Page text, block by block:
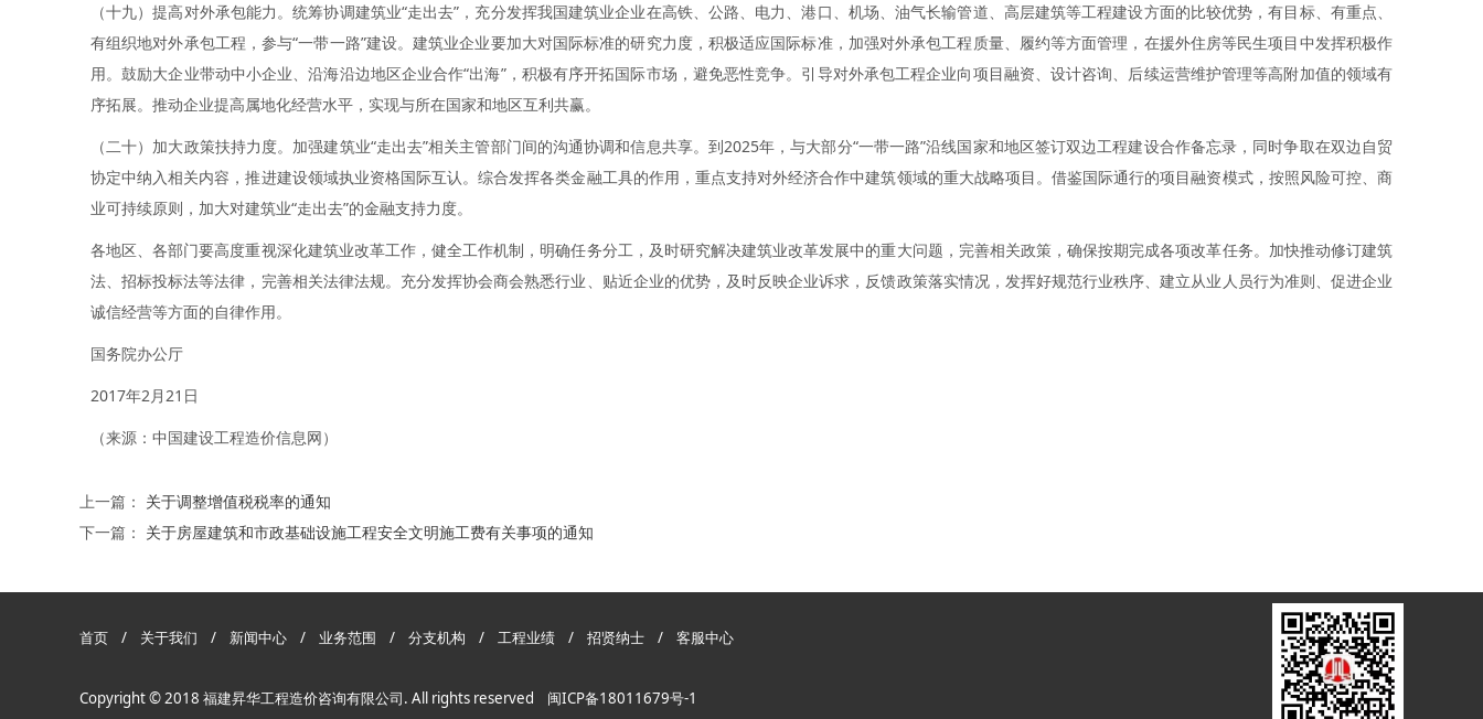
（十九）提高对外承包能力。统筹协调建筑业“走出去”，充分发挥我国建筑业企业在高铁、公路、电力、港口、机场、油气长输管道、高层建筑等工程建设方面的比较优势，有目标、有重点、
有组织地对外承包工程，参与“一带一路”建设。建筑业企业要加大对国际标准的研究力度，积极适应国际标准，加强对外承包工程质量、履约等方面管理，在援外住房等民生项目中发挥积极作
用。鼓励大企业带动中小企业、沿海沿边地区企业合作“出海”，积极有序开拓国际市场，避免恶性竞争。引导对外承包工程企业向项目融资、设计咨询、后续运营维护管理等高附加值的领域有
序拓展。推动企业提高属地化经营水平，实现与所在国家和地区互利共赢。
（二十）加大政策扶持力度。加强建筑业“走出去”相关主管部门间的沟通协调和信息共享。到2025年，与大部分“一带一路”沿线国家和地区签订双边工程建设合作备忘录，同时争取在双边自贸
协定中纳入相关内容，推进建设领域执业资格国际互认。综合发挥各类金融工具的作用，重点支持对外经济合作中建筑领域的重大战略项目。借鉴国际通行的项目融资模式，按照风险可控、商
业可持续原则，加大对建筑业“走出去”的金融支持力度。
各地区、各部门要高度重视深化建筑业改革工作，健全工作机制，明确任务分工，及时研究解决建筑业改革发展中的重大问题，完善相关政策，确保按期完成各项改革任务。加快推动修订建筑
法、招标投标法等法律，完善相关法律法规。充分发挥协会商会熟悉行业、贴近企业的优势，及时反映企业诉求，反馈政策落实情况，发挥好规范行业秩序、建立从业人员行为准则、促进企业
诚信经营等方面的自律作用。
国务院办公厅
2017年2月21日
（来源：中国建设工程造价信息网）
上一篇： 关于调整增值税税率的通知
下一篇： 关于房屋建筑和市政基础设施工程安全文明施工费有关事项的通知
首页 / 关于我们 / 新闻中心 / 业务范围 / 分支机构 / 工程业绩 / 招贤纳士 / 客服中心
Copyright © 2018 福建昇华工程造价咨询有限公司. All rights reserved 闽ICP备18011679号-1